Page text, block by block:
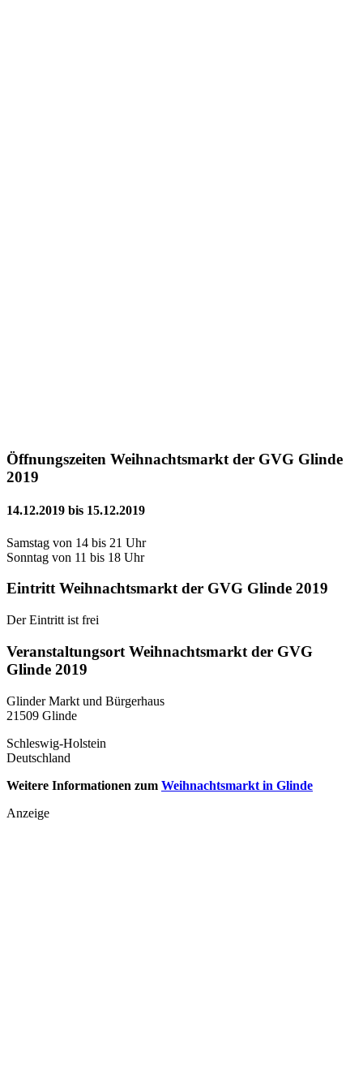
Öffnungszeiten Weihnachtsmarkt der GVG Glinde
2019
14.12.2019 bis 15.12.2019
Samstag von 14 bis 21 Uhr
Sonntag von 11 bis 18 Uhr
Eintritt Weihnachtsmarkt der GVG Glinde 2019
Der Eintritt ist frei
Veranstaltungsort Weihnachtsmarkt der GVG
Glinde 2019
Glinder Markt und Bürgerhaus
21509 Glinde
Schleswig-Holstein
Deutschland
Weitere Informationen zum Weihnachtsmarkt in Glinde
Anzeige